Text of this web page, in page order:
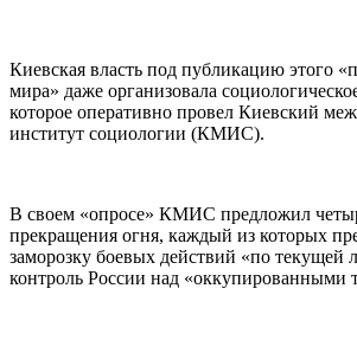
Киевская власть под публикацию этого
мира» даже организовала
которое оперативно провел Киевский
институт социологии (КМИС).
В своем «опросе» КМИС предложил
прекращения огня, каждый из которых
заморозку боевых действий «по текущей
контроль России над «оккупированными